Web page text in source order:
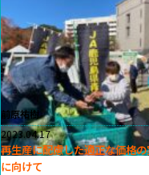
前原祐樹
2023.04.17
再生産に配慮した適正な価格
に向けて